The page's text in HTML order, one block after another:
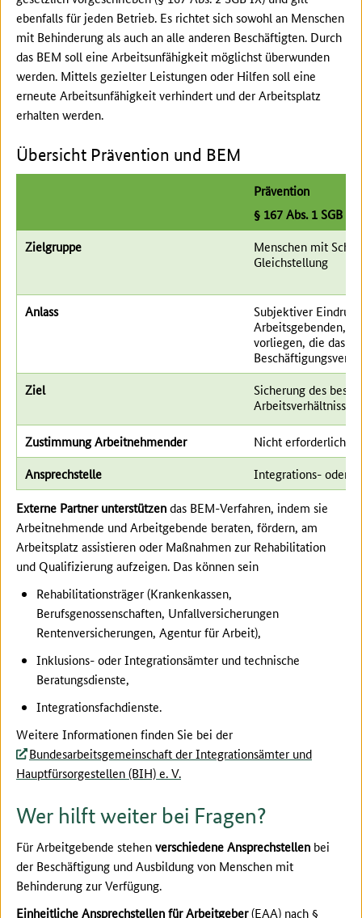
ebenfalls für jeden Betrieb. Es richtet sich sowohl an Menschen
mit Behinderung als auch an alle anderen Beschäftigten. Durch
das BEM soll eine Arbeitsunfähigkeit möglichst überwunden
werden. Mittels gezielter Leistungen oder Hilfen soll eine
erneute Arbeitsunfähigkeit verhindert und der Arbeitsplatz
erhalten werden.
Übersicht Prävention und BEM
Prävention
§ 167 Abs. 1 SGB IX
Zielgruppe
Menschen mit
Gleichstellung
Anlass
Subjektiver
Arbeitsgebenden,
vorliegen, die das
Ziel
Sicherung des
Arbeitsverhältnisses
Zustimmung Arbeitnehmender
Nicht erforderlich
Ansprechstelle
Integrations- oder
Externe Partner unterstützendas BEM-Verfahren, indem sie
Arbeitnehmende und Arbeitgebende beraten, fördern, am
Arbeitsplatz assistieren oder Maßnahmen zur Rehabilitation
und Qualifizierung aufzeigen. Das können sein
Rehabilitationsträger (Krankenkassen,
Berufsgenossenschaften, Unfallversicherungen
Rentenversicherungen, Agentur für Arbeit),
Inklusions- oder Integrationsämter und technische
Beratungsdienste,
Integrationsfachdienste.
Weitere Informationen finden Sie bei der
Bundesarbeitsgemeinschaft der Integrationsämter und
Hauptfürsorgestellen (BIH) e. V.
Wer hilft weiter bei Fragen?
Für Arbeitgebende stehenverschiedene Ansprechstellen bei
der Beschäftigung und Ausbildung von Menschen mit
Behinderung zur Verfügung.
Einheitliche Ansprechstellen für Arbeitgeber(EAA) nach §